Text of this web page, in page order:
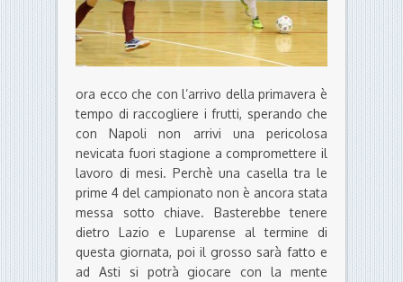
ora ecco che con l’arrivo della primavera è
tempo di raccogliere i frutti, sperando che
con Napoli non arrivi una pericolosa
nevicata fuori stagione a compromettere il
lavoro di mesi. Perchè una casella tra le
prime 4 del campionato non è ancora stata
messa sotto chiave. Basterebbe tenere
dietro Lazio e Luparense al termine di
questa giornata, poi il grosso sarà fatto e
ad Asti si potrà giocare con la mente